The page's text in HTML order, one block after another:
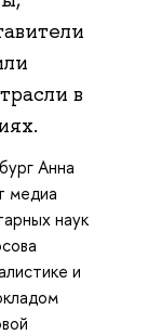
в
Анна
медиа
наук
и